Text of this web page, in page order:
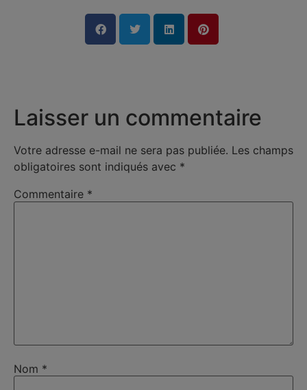
Laisser un commentaire
Votre adresse e-mail ne sera pas publiée. Les champs
obligatoires sont indiqués avec *
Commentaire *
Nom *